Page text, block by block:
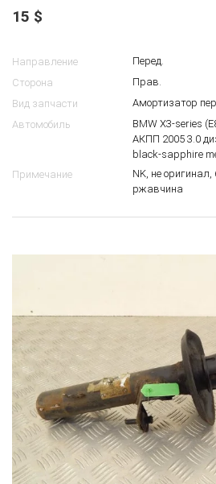
15 $
Направление
Перед.
Сторона
Прав.
Вид запчасти
Амортизатор
Автомобиль
BMW X3-series
АКПП 2005 3.0
black-sapphire
Примечание
NK, не оригинал,
ржавчина